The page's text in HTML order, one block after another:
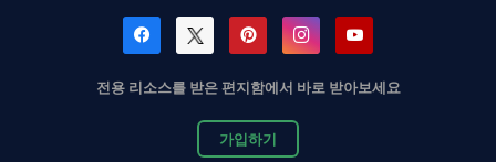
전용 리소스를 받은 편지함에서 바로 받아보세요
가입하기